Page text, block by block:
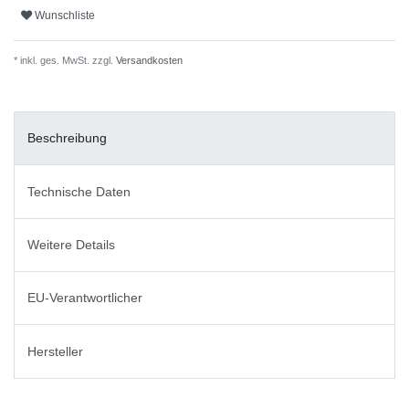
Wunschliste
* inkl. ges. MwSt. zzgl. Versandkosten
Beschreibung
Technische Daten
Weitere Details
EU-Verantwortlicher
Hersteller